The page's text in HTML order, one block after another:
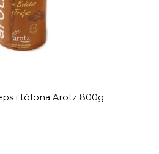
i tòfona Arotz 800g